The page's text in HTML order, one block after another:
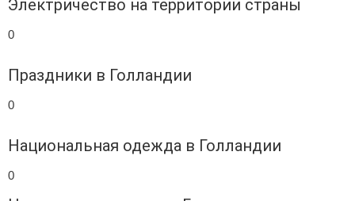
Электричество на территории страны
0
Праздники в Голландии
0
Национальная одежда в Голландии
0